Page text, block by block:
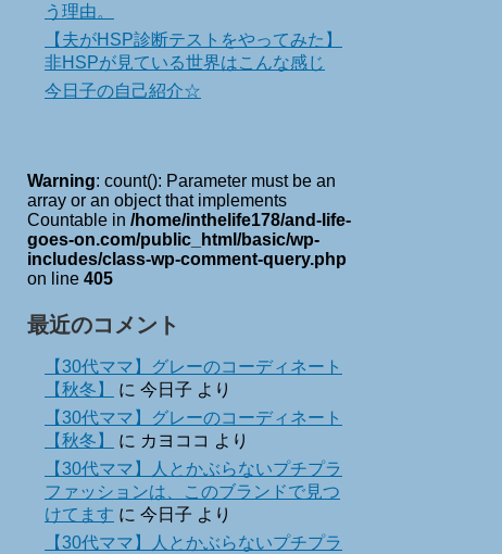
う理由。
【夫がHSP診断テストをやってみた】
非HSPが見ている世界はこんな感じ
今日子の自己紹介☆
Warning: count(): Parameter must be an
array or an object that implements
Countable in /home/inthelife178/and-life-
goes-on.com/public_html/basic/wp-
includes/class-wp-comment-query.php
on line 405
最近のコメント
【30代ママ】グレーのコーディネート
【秋冬】
に 今日子 より
【30代ママ】グレーのコーディネート
【秋冬】
に カヨココ より
【30代ママ】人とかぶらないプチプラ
ファッションは、このブランドで見つ
けてます に 今日子 より
【30代ママ】人とかぶらないプチプラ